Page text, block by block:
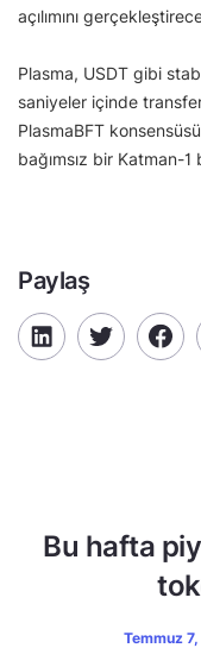
açılımını
Plasma, USDT gibi
saniyeler içinde
PlasmaBFT
bağımsız bir Katman-
Paylaş
Bu hafta
Temmuz